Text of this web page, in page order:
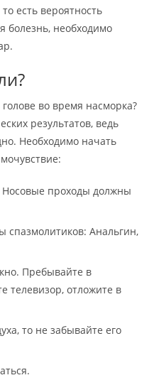
есть вероятность
болезнь, необходимо
во время насморка?
результатов, ведь
Необходимо начать
проходы должны
спазмолитиков: Анальгин,
Пребывайте в
телевизор, отложите в
то не забывайте его